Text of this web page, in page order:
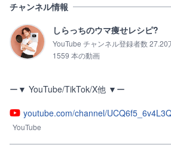
チャンネル情報
しらっちのウマ痩せレシピ?
YouTube チャンネル登録者数 27.20
1559 本の動画
ー▼ YouTube/TikTok/X他 ▼ー
youtube.com/channel/
YouTube